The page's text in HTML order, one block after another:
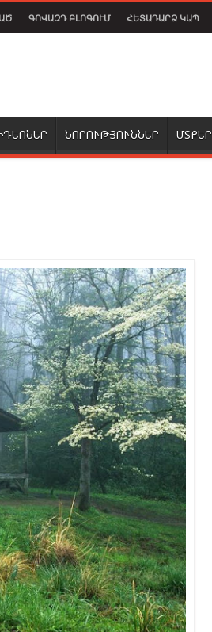
ԳՈՎԱԶԴ ԲԼՈԳՈՒՄ ՀԵՏԱԴԱՐՁ ԿԱՊ
ՆՈՐՈՒԹՅՈՒՆՆԵՐ ՄՏՔԵՐ